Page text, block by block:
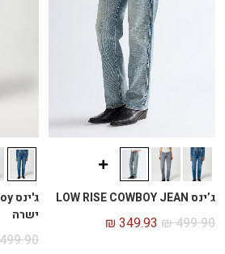
ג’ינס LOW RISE COWBOY JEAN
₪499.90
₪ 349.93
ישרה